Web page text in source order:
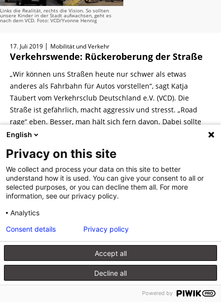
Links die Realität, rechts die Vision. So sollten
unsere Kinder in der Stadt aufwachsen, geht es
nach dem VCD. Foto: VCD/Yvonne Hennig
17. Juli 2019 | Mobilität und Verkehr
Verkehrswende: Rückeroberung der Straße
„Wir können uns Straßen heute nur schwer als etwas
anderes als Fahrbahn für Autos vorstellen“, sagt Katja
Täubert vom Verkehrsclub Deutschland e.V. (VCD). Die
Straße ist gefährlich, macht aggressiv und stresst. „Road
rage“ eben. Besser, man hält sich fern davon. Dabei sollte
der öffentliche Raum doch auch ein Ort zur (aktiven)
Entdecken.“Mit Füßen und Pedalen – Hol dir deine Stadt
zurück!“ nennt der VCD seine Vision einer Rückeroberung
der Straße.
Datenschutzerklärung
Produktsicherheit (GPSR)
English
Privacy on this site
We collect and process your data on this site to better
understand how it is used. You can give your consent to all or
selected purposes, or you can decline them all. For more
information, see our privacy policy.
Analytics
Accept all
Decline all
Consent details Privacy policy
Powered by